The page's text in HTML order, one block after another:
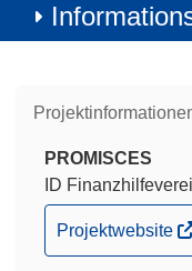
PROMISCES
ID
(öffnet
in
Projektwebsite